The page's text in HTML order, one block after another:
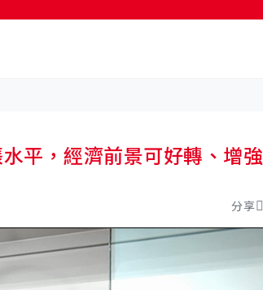
平，經濟前景可好轉、增強
分享